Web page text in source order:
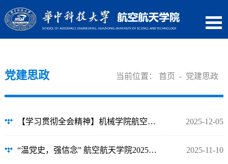
党建思政 当前位置： 首页 - 党建思政
【学习贯彻全会精神】机械学院航空航天学院共同举办深入学习贯彻党的二十届四中全... 2025-12-05
“温党史，强信念” 航空航天学院2025年党史知识竞赛圆满落幕！ 2025-11-10